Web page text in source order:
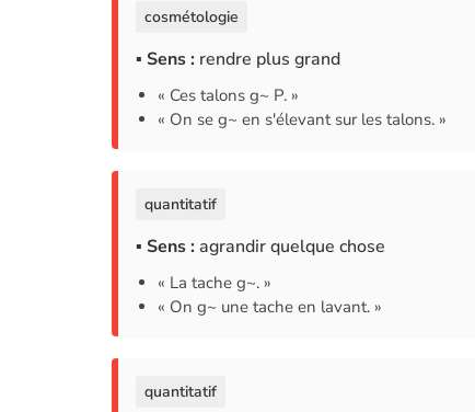
cosmétologie
▪ Sens : rendre plus grand
« Ces talons g~ P. »
« On se g~ en s'élevant sur les talons. »
quantitatif
▪ Sens : agrandir quelque chose
« La tache g~. »
« On g~ une tache en lavant. »
quantitatif